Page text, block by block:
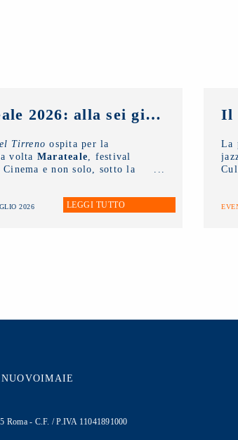
Marateale 2026: alla sei giorni dedicati al cinema e non solo, la masterclass del NUOVO IMAIE
Tirreno ospita per la
volta Marateale, festival
Cinema e non solo, sotto la
Antonella Caramia.
proiezioni, eventi e
2026 LEGGI TUTTO
La
- C.F. / P.IVA 11041891000